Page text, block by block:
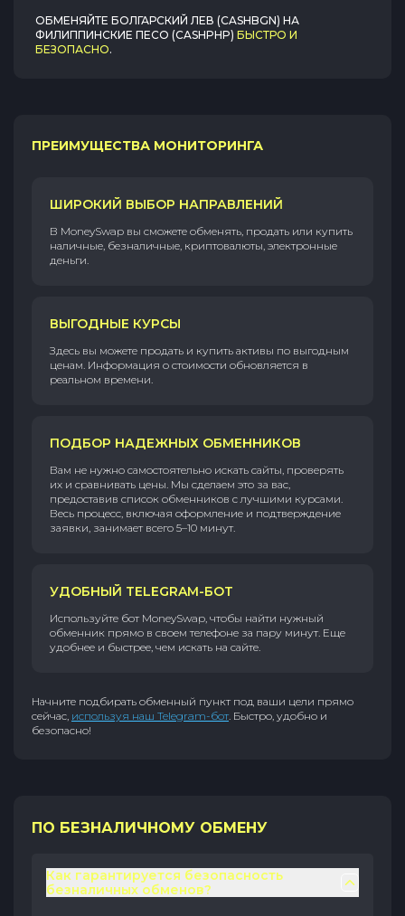
ОБМЕНЯЙТЕ БОЛГАРСКИЙ ЛЕВ (CASHBGN) НА
ФИЛИППИНСКИЕ ПЕСО (CASHPHP) БЫСТРО И
БЕЗОПАСНО.
ПРЕИМУЩЕСТВА МОНИТОРИНГА
ШИРОКИЙ ВЫБОР НАПРАВЛЕНИЙ
В MoneySwap вы сможете обменять, продать или купить
наличные, безналичные, криптовалюты, электронные
деньги.
ВЫГОДНЫЕ КУРСЫ
Здесь вы можете продать и купить активы по выгодным
ценам. Информация о стоимости обновляется в
реальном времени.
ПОДБОР НАДЕЖНЫХ ОБМЕННИКОВ
Вам не нужно самостоятельно искать сайты, проверять
их и сравнивать цены. Мы сделаем это за вас,
предоставив список обменников с лучшими курсами.
Весь процесс, включая оформление и подтверждение
заявки, занимает всего 5–10 минут.
УДОБНЫЙ TELEGRAM-БОТ
Используйте бот MoneySwap, чтобы найти нужный
обменник прямо в своем телефоне за пару минут. Еще
удобнее и быстрее, чем искать на сайте.
Начните подбирать обменный пункт под ваши цели прямо
сейчас, используя наш Telegram-бот. Быстро, удобно и
безопасно!
ПО БЕЗНАЛИЧНОМУ ОБМЕНУ
Как гарантируется безопасность
безналичных обменов?